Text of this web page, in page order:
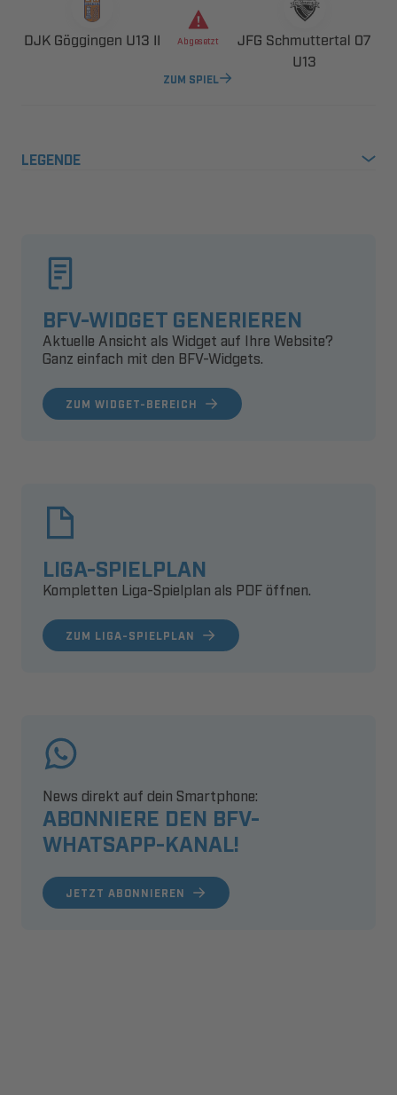
    
  

ZUM SPIEL
LEGENDE
BFV-WIDGET GENERIEREN
Aktuelle Ansicht als Widget auf Ihre Website?
Ganz einfach mit den BFV-Widgets.
ZUM WIDGET-BEREICH
LIGA-SPIELPLAN
Kompletten Liga-Spielplan als PDF öffnen.
ZUM LIGA-SPIELPLAN
ABONNIERE DEN BFV-
WHATSAPP-KANAL!
News direkt auf dein Smartphone:
JETZT ABONNIEREN